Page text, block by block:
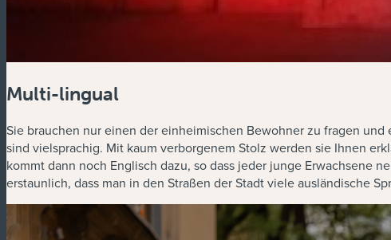
Multi-lingual
Sie brauchen nur einen der einheimischen Bewohner zu fragen
sind vielsprachig. Mit kaum verborgenem Stolz werden sie Ihnen
kommt dann noch Englisch dazu, so dass jeder junge Erwachsene
erstaunlich, dass man in den Straßen der Stadt viele ausländische